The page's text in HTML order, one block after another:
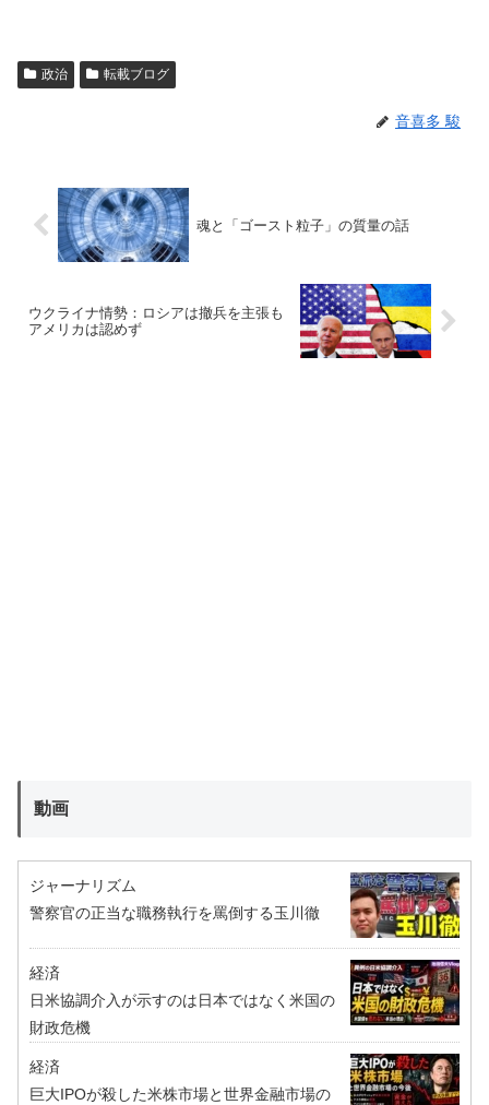
政治 転載ブログ
音喜多 駿
魂と「ゴースト粒子」の質量の話
ウクライナ情勢：ロシアは撤兵を主張も
アメリカは認めず
動画
ジャーナリズム
警察官の正当な職務執行を罵倒する玉川徹
経済
日米協調介入が示すのは日本ではなく米国の
財政危機
経済
巨大IPOが殺した米株市場と世界金融市場の